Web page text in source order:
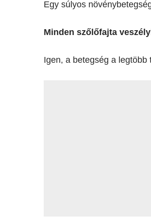
Egy súlyos
Minden szőlőfajta
Igen, a betegség a